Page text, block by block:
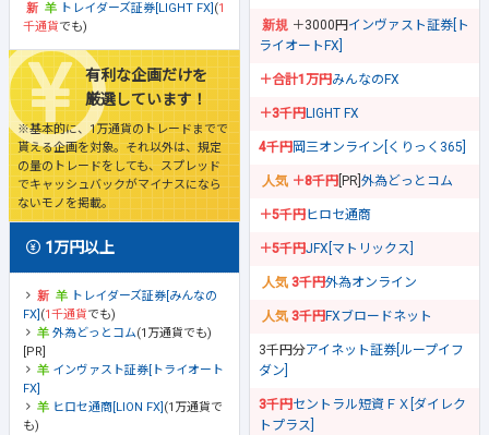
トレイダーズ証券[LIGHT FX] (1
千通貨でも)
有利な企画だけを
厳選しています！
※基本的に、1万通貨のトレードまでで
貰える企画を対象。それ以外は、規定
の量のトレードをしても、スプレッド
でキャッシュバックがマイナスになら
ないモノを掲載。
1万円以上
トレイダーズ証券[みんなの
FX] (1千通貨でも)
外為どっとコム(1万通貨でも)
[PR]
インヴァスト証券[トライオート
FX]
ヒロセ通商[LION FX] (1万通貨で
も)
＋3000円インヴァスト証券[ト
ライオートFX]
＋合計1万円みんなのFX
＋3千円LIGHT FX
4千円岡三オンライン[くりっく365]
＋8千円 [PR] 外為どっとコム
＋5千円ヒロセ通商
＋5千円JFX[マトリックス]
3千円外為オンライン
3千円FXブロードネット
3千円分アイネット証券[ループイフ
ダン]
3千円セントラル短資ＦＸ[ダイレク
トプラス]